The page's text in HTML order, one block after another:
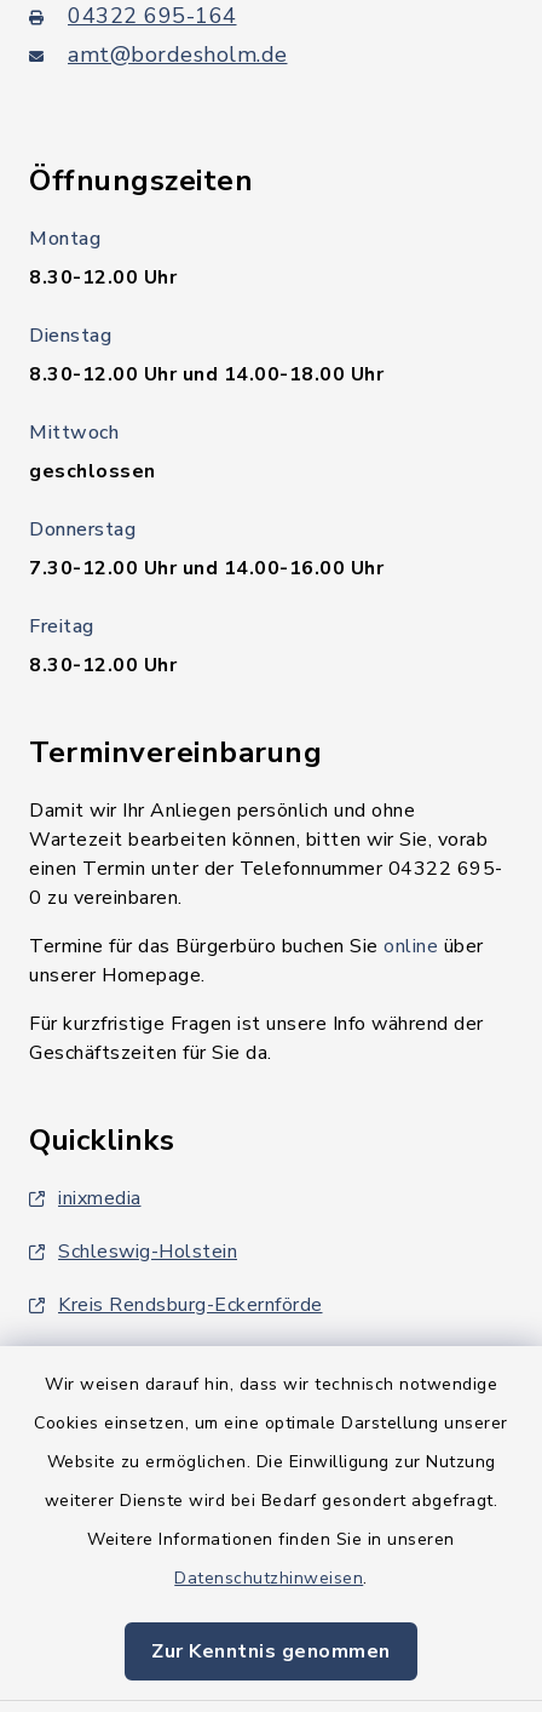
Wir weisen darauf hin, dass wir technisch notwendige
Cookies einsetzen, um eine optimale Darstellung unserer
Website zu ermöglichen. Die Einwilligung zur Nutzung
weiterer Dienste wird bei Bedarf gesondert abgefragt.
Weitere Informationen finden Sie in unseren
Datenschutzhinweisen.
Zur Kenntnis genommen
04322 695-164
amt@bordesholm.de
Öffnungszeiten
Montag
8.30-12.00 Uhr
Dienstag
8.30-12.00 Uhr und 14.00-18.00 Uhr
Mittwoch
geschlossen
Donnerstag
7.30-12.00 Uhr und 14.00-16.00 Uhr
Freitag
8.30-12.00 Uhr
Terminvereinbarung
Damit wir Ihr Anliegen persönlich und ohne
Wartezeit bearbeiten können, bitten wir Sie, vorab
einen Termin unter der Telefonnummer 04322 695-
0 zu vereinbaren.
Termine für das Bürgerbüro buchen Sie online über
unserer Homepage.
Für kurzfristige Fragen ist unsere Info während der
Geschäftszeiten für Sie da.
Quicklinks
inixmedia
Schleswig-Holstein
Kreis Rendsburg-Eckernförde
Barrierefreiheit
Impressum